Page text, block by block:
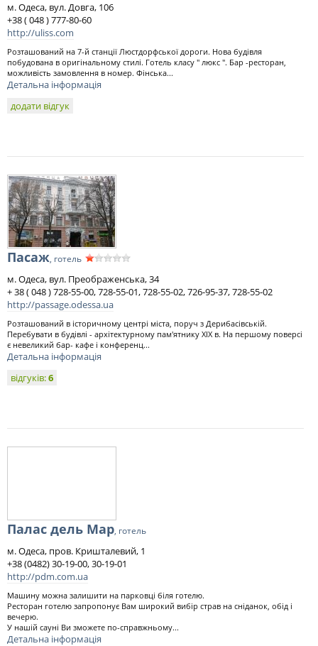
м. Одеса, вул. Довга, 106
+38 ( 048 ) 777-80-60
http://uliss.com
Розташований на 7-й станції Люстдорфської дороги. Нова будівля
побудована в оригінальному стилі. Готель класу " люкс ". Бар -ресторан,
можливість замовлення в номер. Фінська...
Детальна інформація
додати відгук
Пасаж, готель
м. Одеса, вул. Преображенська, 34
+ 38 ( 048 ) 728-55-00, 728-55-01, 728-55-02, 726-95-37, 728-55-02
http://passage.odessa.ua
Розташований в історичному центрі міста, поруч з Дерибасівській.
Перебувати в будівлі - архітектурному пам'ятнику XIX в. На першому поверсі
є невеликий бар- кафе і конференц...
Детальна інформація
відгуків:6
Палас дель Мар, готель
м. Одеса, пров. Кришталевий, 1
+38 (0482) 30-19-00, 30-19-01
http://pdm.com.ua
Машину можна залишити на парковці біля готелю.
Ресторан готелю запропонує Вам широкий вибір страв на сніданок, обід і
вечерю.
У нашій сауні Ви зможете по-справжньому...
Детальна інформація